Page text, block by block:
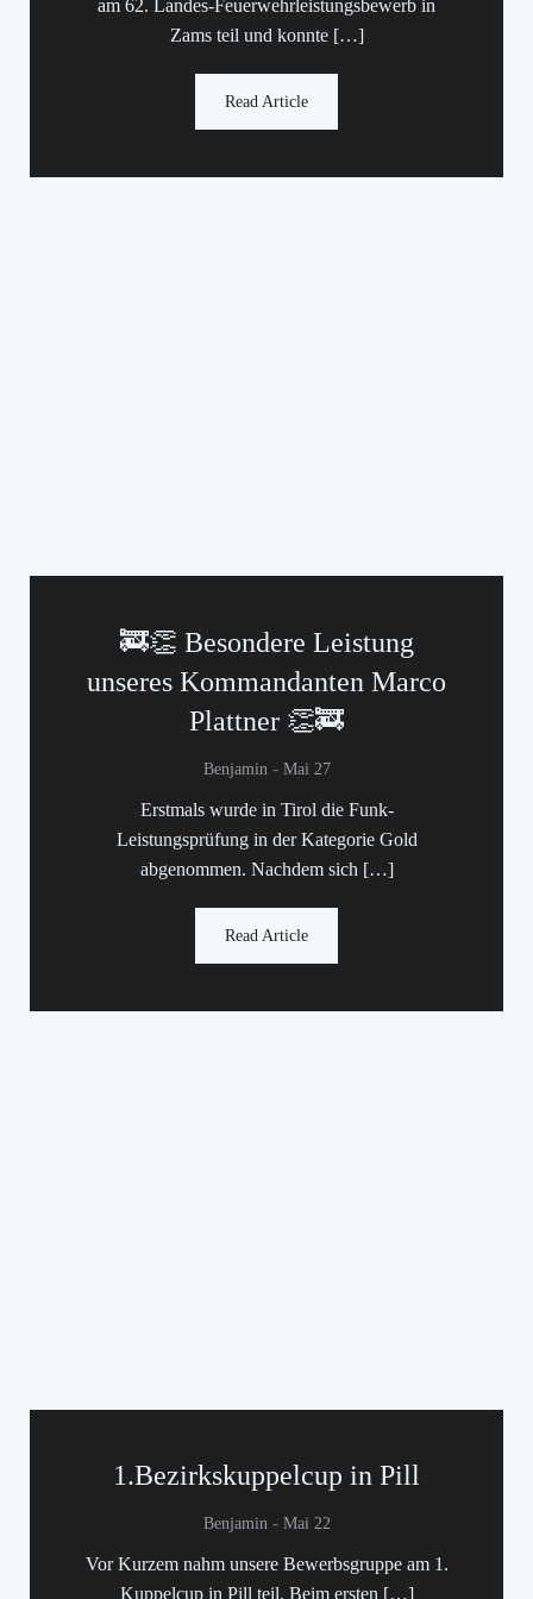
am 62. Landes-Feuerwehrleistungsbewerb in
Zams teil und konnte […]
Read Article
🚒👏 Besondere Leistung
unseres Kommandanten Marco
Plattner 👏🚒
Benjamin - Mai 27
Erstmals wurde in Tirol die Funk-
Leistungsprüfung in der Kategorie Gold
abgenommen. Nachdem sich […]
Read Article
1.Bezirkskuppelcup in Pill
Benjamin - Mai 22
Vor Kurzem nahm unsere Bewerbsgruppe am 1.
Kuppelcup in Pill teil. Beim ersten […]